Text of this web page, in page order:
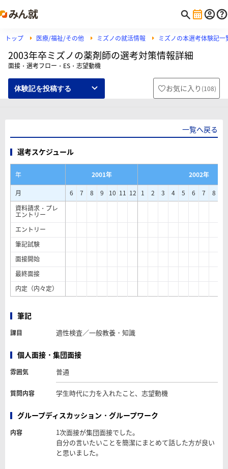
トップ 医療/福祉/その他 ミズノの就活情報 ミズノの本選考体験記一
2003年卒ミズノの薬剤師の選考対策情報詳細
面接・選考フロー・ES・志望動機
体験記を投稿する お気に入り (108)
一覧へ戻る
選考スケジュール
年 2001年
2002年
月
6 7 8 9 10 11 12 1 2 3 4 5 6 7 8
資料請求・プレ
エントリー
エントリー
筆記試験
面接開始
最終面接
内定（内々定）
筆記
課目 適性検査／一般教養・知識
個人面接・集団面接
雰囲気 普通
質問内容 学生時代に力を入れたこと、志望動機
グループディスカッション・グループワーク
内容
1次面接が集団面接でした。
自分の言いたいことを簡潔にまとめて話した方が良い
と思いました。